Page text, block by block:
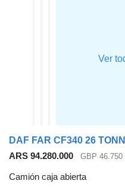
ARS 94.280.000 GBP 46.750
Camión caja abierta